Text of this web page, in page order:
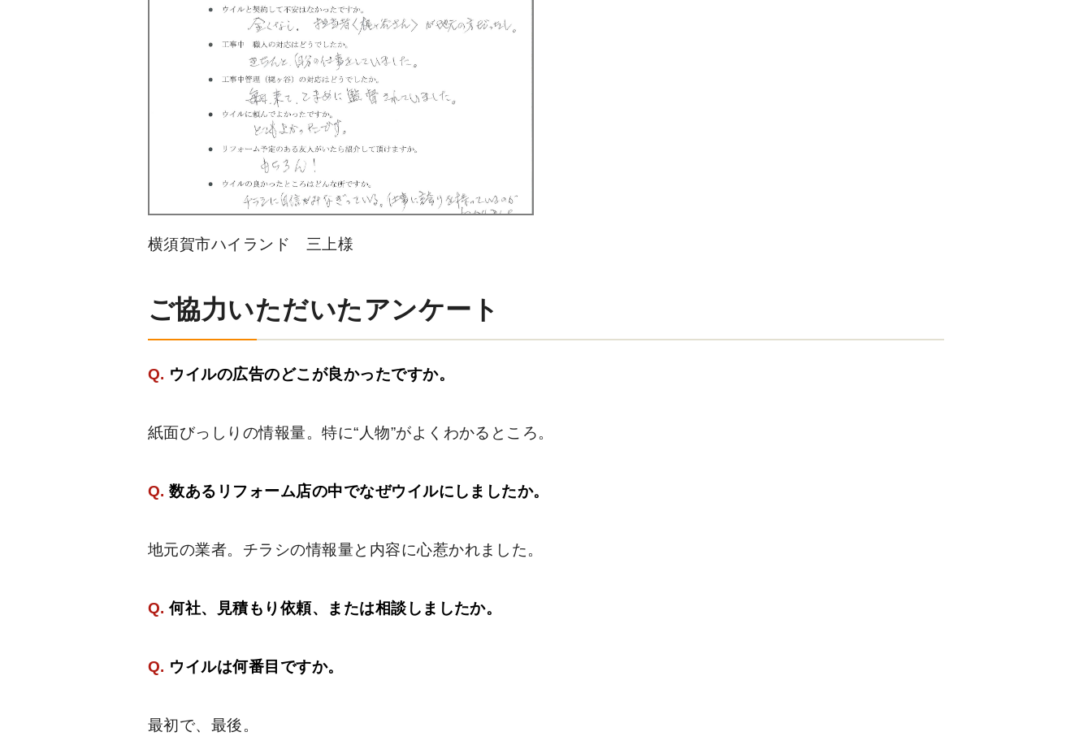
横須賀市ハイランド 三上様
ご協力いただいたアンケート
Q. ウイルの広告のどこが良かったですか。
紙面びっしりの情報量。特に“人物”がよくわかるところ。
Q.数あるリフォーム店の中でなぜウイルにしましたか。
地元の業者。チラシの情報量と内容に心惹かれました。
Q.何社、見積もり依頼、または相談しましたか。
Q. ウイルは何番目ですか。
最初で、最後。